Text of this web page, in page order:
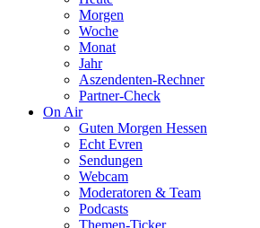
Morgen
Woche
Monat
Jahr
Aszendenten-Rechner
Partner-Check
On Air
Guten Morgen Hessen
Echt Evren
Sendungen
Webcam
Moderatoren & Team
Podcasts
Themen-Ticker